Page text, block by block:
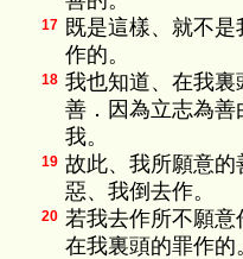
17 既是這樣、就不
作的。
18 我也知道、在我裏
善．因為立志為
我。
19 故此、我所願意
惡、我倒去作。
20 若我去作所不願
在我裏頭的罪作的